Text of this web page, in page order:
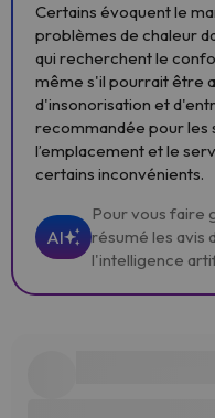
Certains évoquent le
problèmes de chaleur
qui recherchent le
même s'il pourrait être
d'insonorisation et
recommandée pour les
l’emplacement et le
certains inconvénients.
AI
Pour vous faire
résumé les avis
l'intelligence